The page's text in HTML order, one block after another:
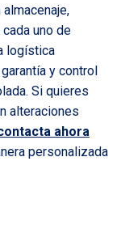
uno de
logística
y control
Si quieres
alteraciones
ahora
personalizada